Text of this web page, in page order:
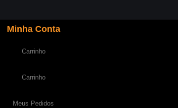
Minha Conta
Carrinho
Carrinho
Meus Pedidos